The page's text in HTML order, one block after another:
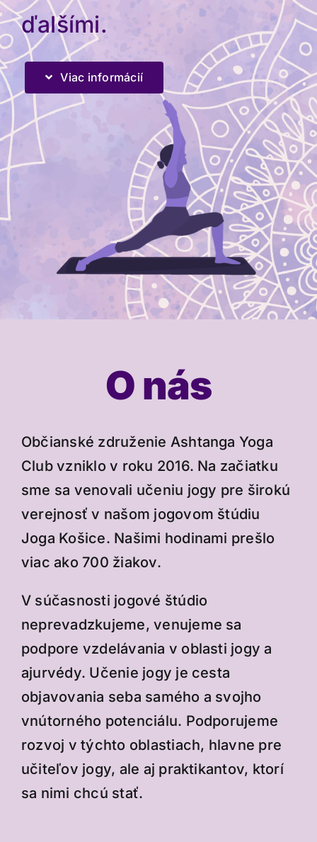
ďalšími.
Viac informácií
O nás
Občianské združenie Ashtanga Yoga
Club vzniklo v roku 2016. Na začiatku
sme sa venovali učeniu jogy pre širokú
verejnosť v našom jogovom štúdiu
Joga Košice. Našimi hodinami prešlo
viac ako 700 žiakov.
V súčasnosti jogové štúdio
neprevadzkujeme, venujeme sa
podpore vzdelávania v oblasti jogy a
ajurvédy. Učenie jogy je cesta
objavovania seba samého a svojho
vnútorného potenciálu. Podporujeme
rozvoj v týchto oblastiach, hlavne pre
učiteľov jogy, ale aj praktikantov, ktorí
sa nimi chcú stať.